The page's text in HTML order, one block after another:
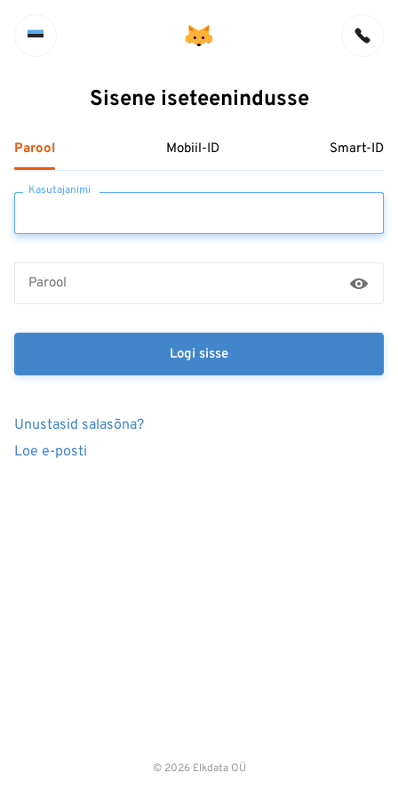
Sisene iseteenindusse
Parool Mobiil-ID Smart-ID
Kasutajanimi
Parool
Logi sisse
Unustasid salasõna?
Loe e-posti
© 2026 Elkdata OÜ